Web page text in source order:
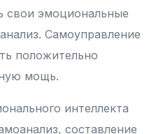
свои эмоциональные
Самоуправление
положительно
мощь.
интеллекта
составление